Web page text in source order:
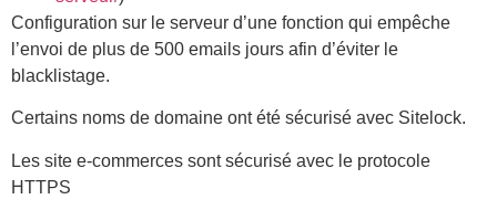
Configuration sur le serveur d’une fonction qui empêche
l’envoi de plus de 500 emails jours afin d’éviter le
blacklistage.
Certains noms de domaine ont été sécurisé avec Sitelock.
Les site e-commerces sont sécurisé avec le protocole
HTTPS